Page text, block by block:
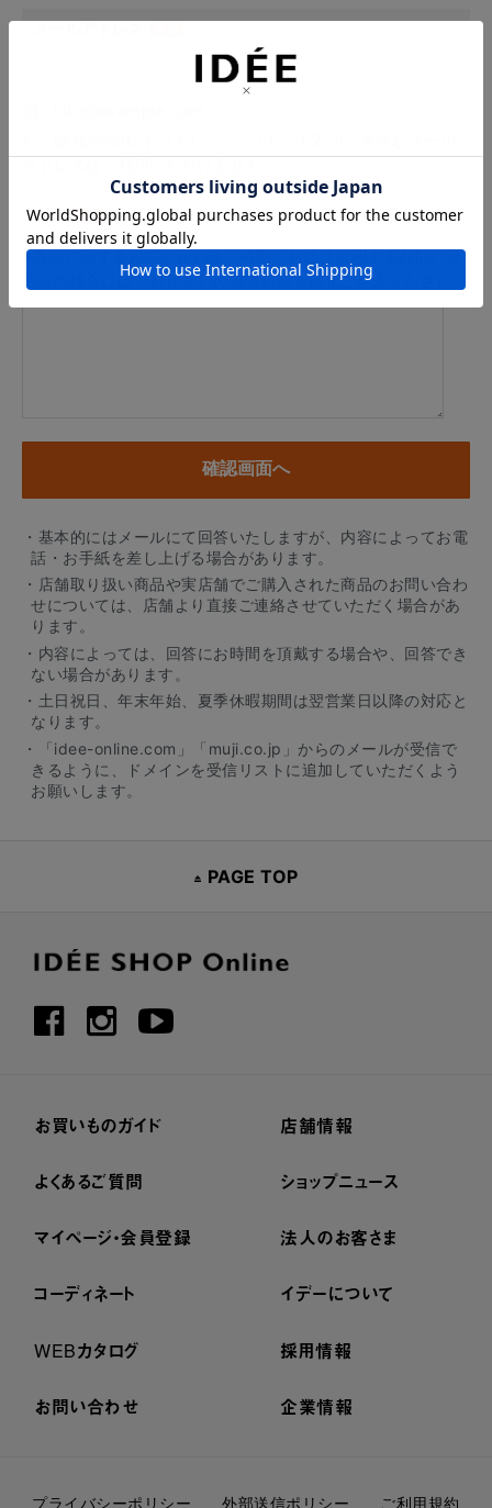
内容
※商品に関するお問い合わせ、納期・お届けに関するお問い合
わせの場合には、お住まいの都道府県を必ずご記入ください。
・基本的にはメールにて回答いたしますが、内容によってお電
話・お手紙を差し上げる場合があります。
・店舗取り扱い商品や実店舗でご購入された商品のお問い合わ
せについては、店舗より直接ご連絡させていただく場合があ
ります。
・内容によっては、回答にお時間を頂戴する場合や、回答でき
ない場合があります。
・土日祝日、年末年始、夏季休暇期間は翌営業日以降の対応と
なります。
・「idee-online.com」「muji.co.jp」からのメールが受信で
きるように、ドメインを受信リストに追加していただくよう
お願いします。
PAGE TOP
お買いものガイド
よくあるご質問
マイページ・会員登録
コーディネート
WEBカタログ
お問い合わせ
店舗情報
ショップニュース
法人のお客さま
イデーについて
採用情報
企業情報
プライバシーポリシー 外部送信ポリシー ご利用規約